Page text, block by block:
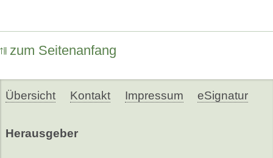
zum Seitenanfang
Übersicht Kontakt Impressum eSignatur
Herausgeber